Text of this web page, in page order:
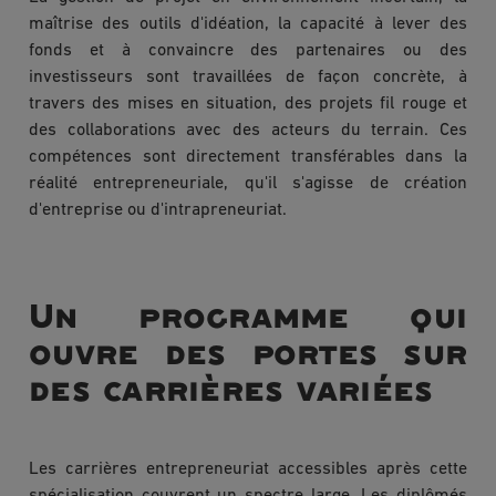
maîtrise des outils d'idéation, la capacité à lever des
fonds et à convaincre des partenaires ou des
investisseurs sont travaillées de façon concrète, à
travers des mises en situation, des projets fil rouge et
des collaborations avec des acteurs du terrain. Ces
compétences sont directement transférables dans la
réalité entrepreneuriale, qu'il s'agisse de création
d'entreprise ou d'intrapreneuriat.
Un programme qui
ouvre des portes sur
des carrières variées
Les carrières entrepreneuriat accessibles après cette